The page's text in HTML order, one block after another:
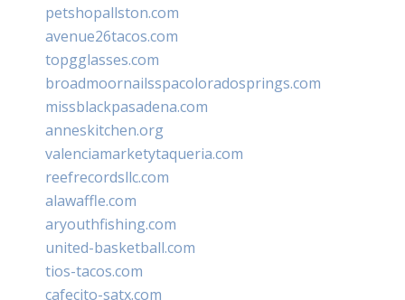
petshopallston.com
avenue26tacos.com
topgglasses.com
broadmoornailsspacoloradosprings.com
missblackpasadena.com
anneskitchen.org
valenciamarketytaqueria.com
reefrecordsllc.com
alawaffle.com
aryouthfishing.com
united-basketball.com
tios-tacos.com
cafecito-satx.com